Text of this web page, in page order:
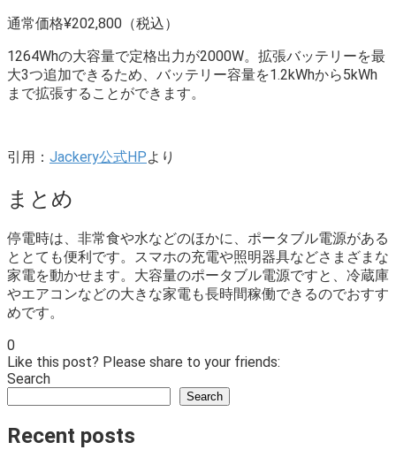
通常価格¥202,800（税込）
1264Whの大容量で定格出力が2000W。拡張バッテリーを最
大3つ追加できるため、バッテリー容量を1.2kWhから5kWh
まで拡張することができます。
引用： Jackery公式HPより
まとめ
停電時は、非常食や水などのほかに、ポータブル電源がある
ととても便利です。スマホの充電や照明器具などさまざまな
家電を動かせます。大容量のポータブル電源ですと、冷蔵庫
やエアコンなどの大きな家電も長時間稼働できるのでおすす
めです。
0
Like this post? Please share to your friends:
Search
Search
Recent posts